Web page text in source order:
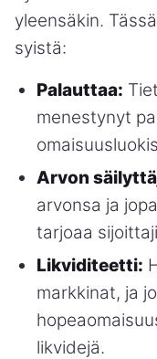
yleensäkin.
syistä:
Palauttaa:
menestynyt
Arvon
arvonsa ja
tarjoaa
Likviditeetti:
markkinat, ja
likvidejä.